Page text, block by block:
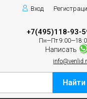
Вход
+7(495)118-93-
Пн—Пт
Написать
Найти